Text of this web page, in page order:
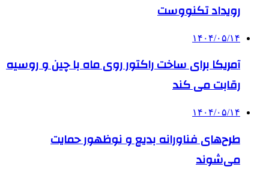
رویداد تکنووست
۱۴۰۴/۰۵/۱۴
آمریکا برای ساخت راکتور روی ماه با چین و روسیه
رقابت می کند
۱۴۰۴/۰۵/۱۴
طرح‌های فناورانه بدیع و نوظهور حمایت
می‌شوند